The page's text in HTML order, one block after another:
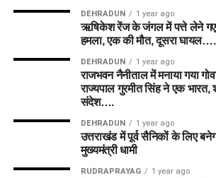
DEHRADUN 1 year ago
ऋषिकेश रेंज के जंगल में पत्ते लेने गए
हमला, एक की मौत, दूसरा घायल….
DEHRADUN 1 year ago
राजभवन नैनीताल में मनाया गया
राज्यपाल गुरमीत सिंह ने एक भारत,
संदेश….
DEHRADUN 1 year ago
उत्तराखंड में पूर्व सैनिकों के लिए
मुख्यमंत्री धामी
RUDRAPRAYAG 1 year ago